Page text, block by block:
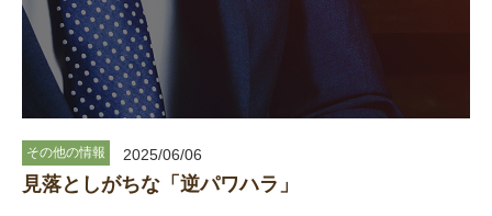
その他の情報 2025/06/06
見落としがちな「逆パワハラ」